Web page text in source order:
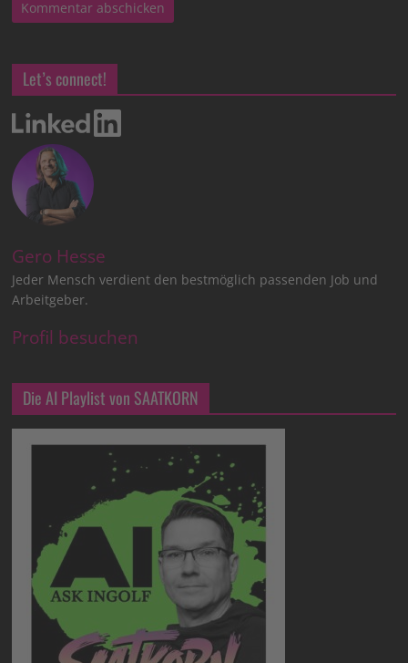
Let’s connect!
Gero Hesse
Jeder Mensch verdient den bestmöglich passenden Job und
Arbeitgeber.
Profil besuchen
Die AI Playlist von SAATKORN